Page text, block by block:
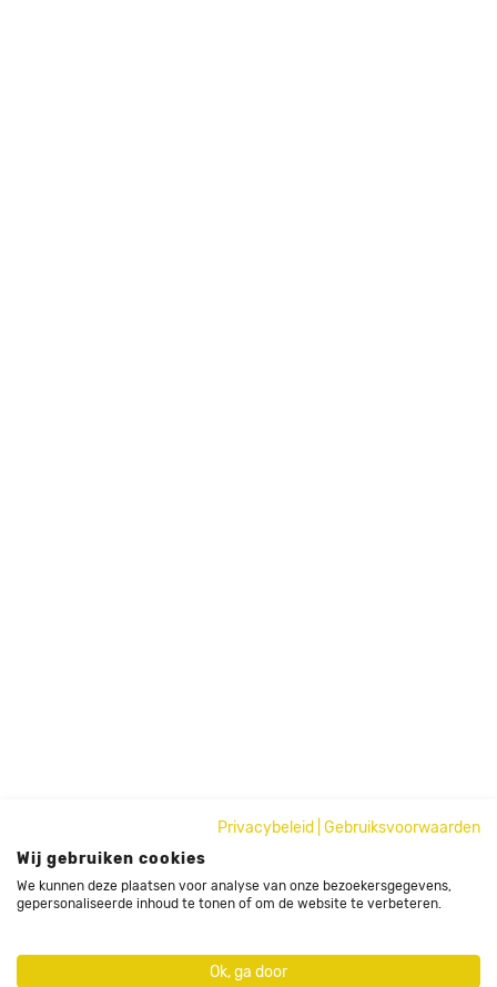
Privacybeleid
Gebruiksvoorwaarden
Wij gebruiken cookies
We kunnen deze plaatsen voor analyse van onze bezoekersgegevens,
gepersonaliseerde inhoud te tonen of om de website te verbeteren.
Ok, ga door